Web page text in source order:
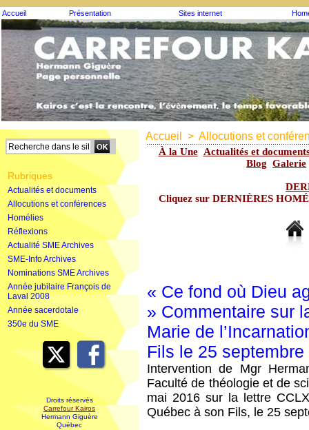
Accueil Présentation Sites internet
Rubriques
Actualités et documents
Allocutions et conférences
Homélies
Réflexions
Actualité SME Archives
SME-Info Archives
Nominations SME Archives
Année jubilaire François de
Laval 2008
Année sacerdotale
350e du SME
Droits réservés
Carrefour Kairos
Hermann Giguère
Québec
Accueil > Allocutions et
À la Une Actualités et
Blog Galerie
Cliquez sur DERNIÈRES
« Ce fond où Dieu
» Commentaire sur
Marie de
Fils le 25 septembre
Intervention de Mgr
Faculté de théologie et de
mai 2016 sur la lettre
Québec à son Fils, le 25